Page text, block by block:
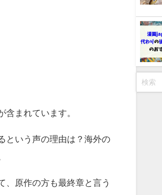
まれています。
という声の理由は？海外の
、原作の方も最終章と言う